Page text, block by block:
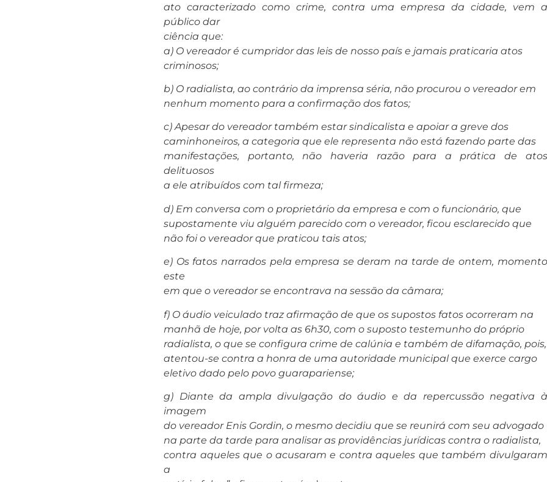
ato caracterizado como crime, contra uma empresa da cidade, vem a
público dar
ciência que:
a) O vereador é cumpridor das leis de nosso país e jamais praticaria atos
criminosos;
b) O radialista, ao contrário da imprensa séria, não procurou o vereador em
nenhum momento para a confirmação dos fatos;
c) Apesar do vereador também estar sindicalista e apoiar a greve dos
caminhoneiros, a categoria que ele representa não está fazendo parte das
manifestações, portanto, não haveria razão para a prática de atos
delituosos
a ele atribuídos com tal firmeza;
d) Em conversa com o proprietário da empresa e com o funcionário, que
supostamente viu alguém parecido com o vereador, ficou esclarecido que
não foi o vereador que praticou tais atos;
e) Os fatos narrados pela empresa se deram na tarde de ontem, momento
este
em que o vereador se encontrava na sessão da câmara;
f) O áudio veiculado traz afirmação de que os supostos fatos ocorreram na
manhã de hoje, por volta as 6h30, com o suposto testemunho do próprio
radialista, o que se configura crime de calúnia e também de difamação, pois,
atentou-se contra a honra de uma autoridade municipal que exerce cargo
eletivo dado pelo povo guarapariense;
g) Diante da ampla divulgação do áudio e da repercussão negativa à
imagem
do vereador Enis Gordin, o mesmo decidiu que se reunirá com seu advogado
na parte da tarde para analisar as providências jurídicas contra o radialista,
contra aqueles que o acusaram e contra aqueles que também divulgaram
a